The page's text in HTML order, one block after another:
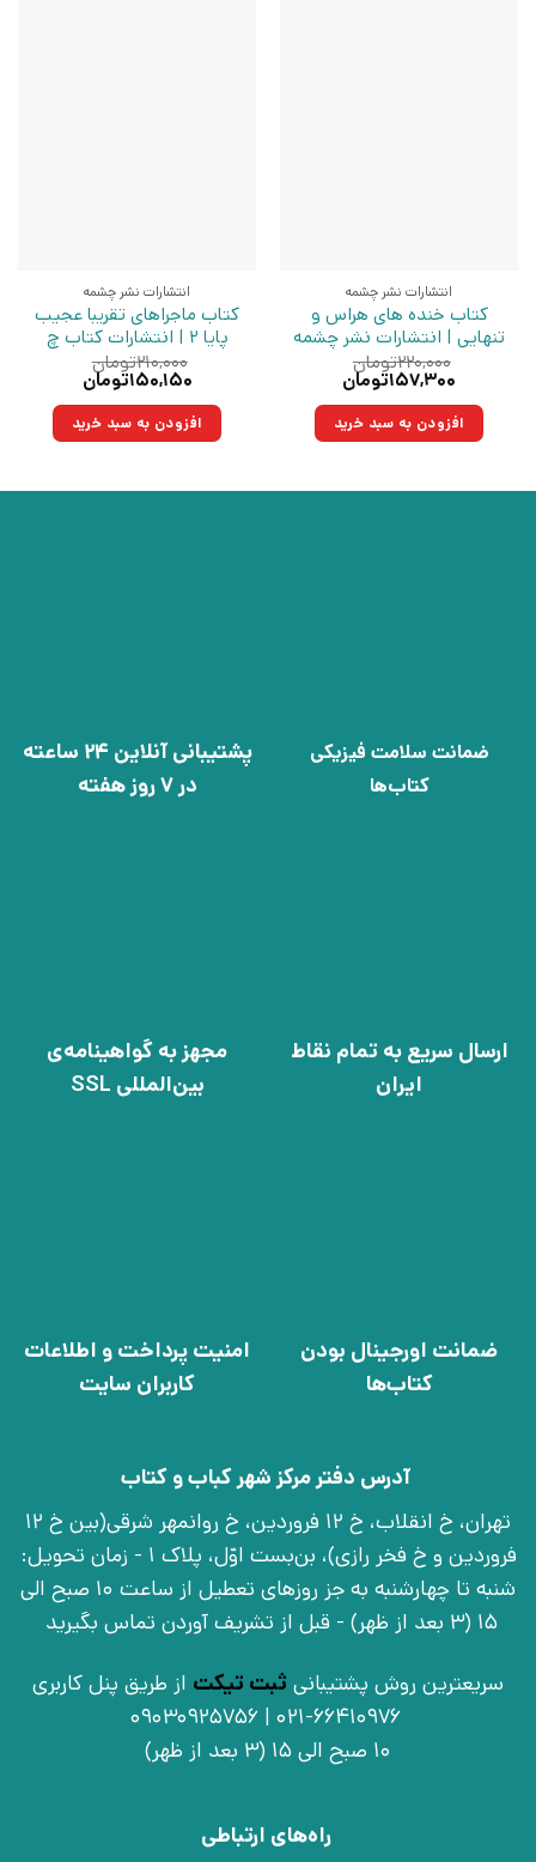
انتشارات نشر چشمه
کتاب خنده های هراس و
تنهایی | انتشارات نشر چشمه
۲۲۰,۰۰۰تومان
قیمت
۲۲۰,۰۰۰تومان
بود.
۱۵۷,۳۰۰تومان
۱۵۷,۳۰۰تومان.افزودن به سبد خرید
انتشارات نشر چشمه
کتاب ماجراهای تقریبا عجیب
پایا 2 | انتشارات کتاب چ
۲۱۰,۰۰۰تومان
قیمت
۲۱۰,۰۰۰تومان
بود.
۱۵۰,۱۵۰تومان
۱۵۰,۱۵۰تومان.افزودن به سبد خرید
ضمانت سلامت فیزیکی
کتاب‌ها
پشتیبانی آنلاین 24 ساعته
در 7 روز هفته
ارسال سریع به تمام نقاط
ایران
مجهز به گواهینامه‌ی
بین‌المللی SSL
ضمانت اورجینال بودن
کتاب‌ها
امنیت پرداخت و اطلاعات
کاربران سایت
آدرس دفتر مرکز شهر کباب و کتاب
تهران، خ انقلاب، خ 12 فروردین، خ روانمهر شرقی(بین خ 12
فروردین و خ فخر رازی)، بن‌بست اوّل، پلاک 1 - زمان تحویل:
شنبه تا چهارشنبه به جز روزهای تعطیل از ساعت 10 صبح الی
15 (3 بعد از ظهر) - قبل از تشریف آوردن تماس بگیرید
سریعترین روش پشتیبانی ثبت تیکت از طریق پنل کاربری
021-66410976 | 09030925756
10 صبح الی 15 (3 بعد از ظهر)
راه‌های ارتباطی